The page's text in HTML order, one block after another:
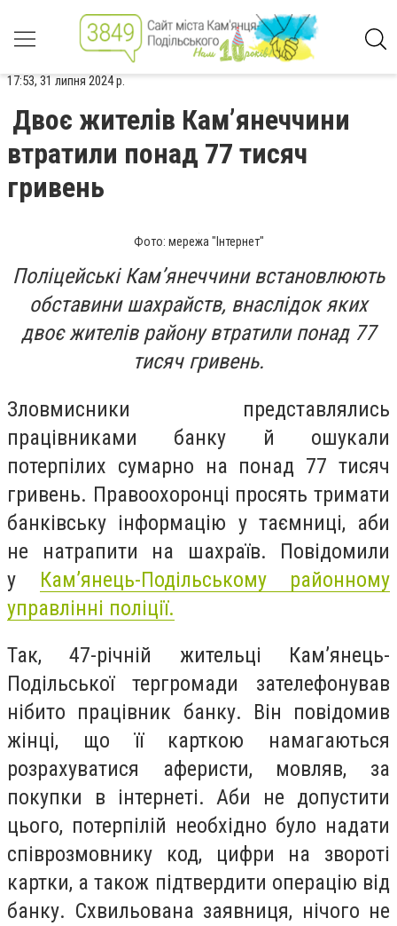
17:53, 31 липня 2024 р.
Двоє жителів Кам’янеччини
втратили понад 77 тисяч
гривень
Фото: мережа "Інтернет"
Поліцейські Кам’янеччини встановлюють
обставини шахрайств, внаслідок яких
двоє жителів району втратили понад 77
тисяч гривень.
Зловмисники представлялись
працівниками банку й ошукали
потерпілих сумарно на понад 77 тисяч
гривень. Правоохоронці просять тримати
банківську інформацію у таємниці, аби
не натрапити на шахраїв. Повідомили
у Кам’янець-Подільському районному
управлінні поліції.
Так, 47-річній жительці Кам’янець-
Подільської тергромади зателефонував
нібито працівник банку. Він повідомив
жінці, що її карткою намагаються
розрахуватися аферисти, мовляв, за
покупки в інтернеті. Аби не допустити
цього, потерпілій необхідно було надати
співрозмовнику код, цифри на звороті
картки, а також підтвердити операцію від
банку. Схвильована заявниця, нічого не